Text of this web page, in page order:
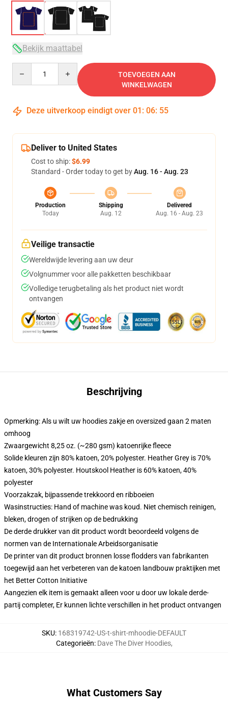
Bekijk maattabel
TOEVOEGEN AAN
WINKELWAGEN
Deze uitverkoop eindigt over 01 : 06: 54
Deliver to United States
Cost to ship:$6.99
Standard - Order today to get byAug. 16 - Aug. 23
Production
Today
Shipping
Aug. 12
Delivered
Aug. 16 - Aug. 23
Veilige transactie
Wereldwijde levering aan uw deur
Volgnummer voor alle pakketten beschikbaar
Volledige terugbetaling als het product niet wordt
ontvangen
Beschrijving
Opmerking: Als u wilt uw hoodies zakje en oversized gaan 2 maten
omhoog
Zwaargewicht 8,25 oz. (~280 gsm) katoenrijke fleece
Solide kleuren zijn 80% katoen, 20% polyester. Heather Grey is 70%
katoen, 30% polyester. Houtskool Heather is 60% katoen, 40%
polyester
Voorzakzak, bijpassende trekkoord en ribboeien
Wasinstructies: Hand of machine was koud. Niet chemisch reinigen,
bleken, drogen of strijken op de bedrukking
De derde drukker van dit product wordt beoordeeld volgens de
normen van de Internationale Arbeidsorganisatie
De printer van dit product bronnen losse flodders van fabrikanten
toegewijd aan het verbeteren van de katoen landbouw praktijken met
het Better Cotton Initiative
Aangezien elk item is gemaakt alleen voor u door uw lokale derde-
partij completer, Er kunnen lichte verschillen in het product ontvangen
SKU: 168319742-US-t-shirt-mhoodie-DEFAULT
Categorieën: Dave The Diver Hoodies,
What Customers Say